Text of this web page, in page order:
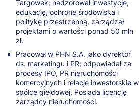
Targówek; nadzorował inwestycje,
edukację, ochronę środowiska i
politykę przestrzenną, zarządzał
projektami o wartości ponad 50 mln
zł.
Pracował w PHN S.A. jako dyrektor
ds. marketingu i PR; odpowiadał za
procesy IPO, PR nieruchomości
komercyjnych i relacje inwestorskie w
spółce giełdowej. Posiada licencję
zarządcy nieruchomości.